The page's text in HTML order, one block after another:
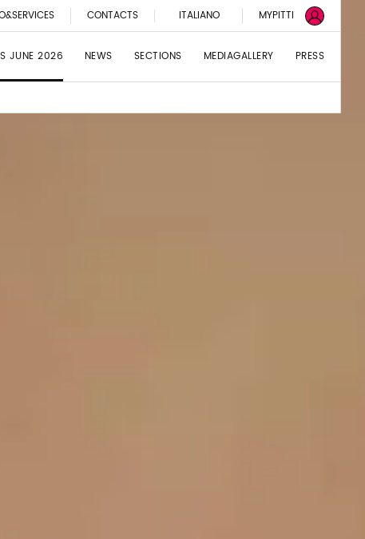
CONTACTS ITALIANO MYPITTI
JUNE 2026 NEWS SECTIONS MEDIAGALLERY PRESS